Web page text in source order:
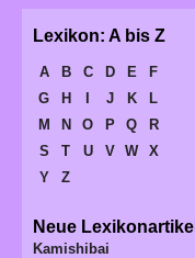
Lexikon: A bis Z
A B C D E
F
G
H J K
L
M
N O P Q
R
S
T U V W
X
Y
Z
Neue Lexikonartikel
Kamishibai